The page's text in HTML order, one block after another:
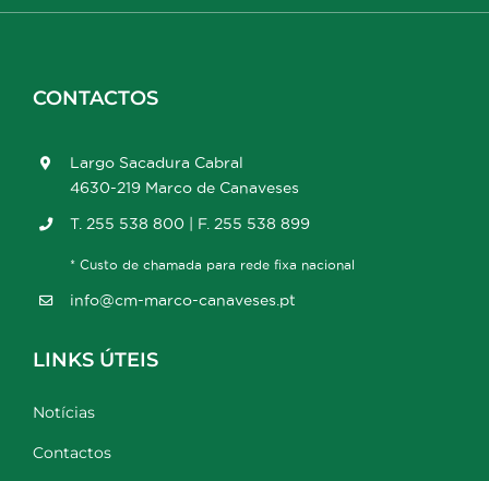
CONTACTOS
Largo Sacadura Cabral
4630-219 Marco de Canaveses
T. 255 538 800 | F. 255 538 899
* Custo de chamada para rede fixa nacional
info@cm-marco-canaveses.pt
LINKS ÚTEIS
Notícias
Contactos